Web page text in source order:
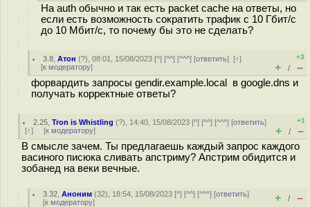
На auth обычно и так есть packet cache на ответы, но
если есть возможность сократить трафик с 10 Гбит/с
до 10 Мбит/с, то почему бы это не сделать?
3.8 ,Атон (?), 08:01, 15/08/2023 [^] [^^] [^^^] [ответить][↑]
[к модератору]
+3
+ / –
форвардить запросы gendir.example.local в google.dns и
получать корректные ответы?
2.25 ,Tron is Whistling (?), 14:40, 15/08/2023 [^] [^^] [^^^] [ответить]
[↑] [к модератору]
+1
+ / –
В смысле зачем. Ты предлагаешь каждый запрос каждого
васиного писюка сливать апстриму? Апстрим обидится и
зобанед на веки вечные.
3.32 ,Аноним (32), 18:54, 15/08/2023 [^] [^^] [^^^] [ответить]
[к модератору] + / –